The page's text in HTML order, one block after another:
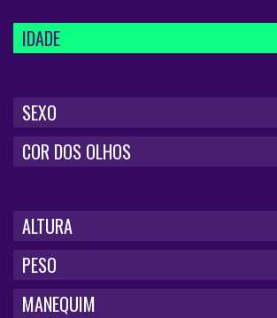
IDADE
SEXO
COR DOS OLHOS
ALTURA
PESO
MANEQUIM